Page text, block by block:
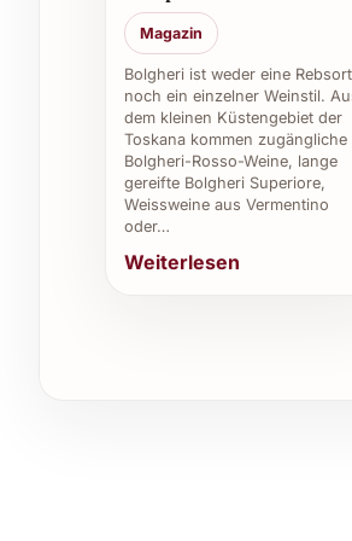
Er besticht durch seine
Fassreifung und ein
8. Gibt es
Der Wein begleitet
weihnächtliche Menüs
Individuelle Tipps
Magazin
Bolgheri ist weder eine
noch ein einzelner Weinstil.
dem kleinen Küstengebiet der
Toskana kommen zugängliche
Bolgheri-Rosso-Weine, lange
gereifte Bolgheri Superiore,
Weissweine aus Vermentino
oder…
Weiterlesen